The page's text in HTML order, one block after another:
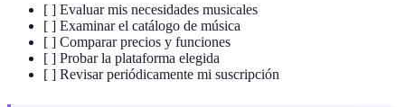
[ ] Evaluar mis necesidades musicales
[ ] Examinar el catálogo de música
[ ] Comparar precios y funciones
[ ] Probar la plataforma elegida
[ ] Revisar periódicamente mi suscripción